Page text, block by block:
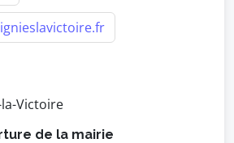
Victoire
de la mairie